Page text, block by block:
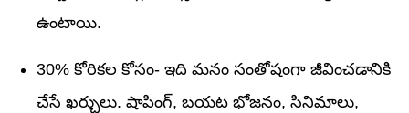
ఉంటాయి.
30% కోరికల కోసం- ఇది మనం సంతోషంగా జీవించడానికి
చేసే ఖర్చులు. షాపింగ్, బయట భోజనం, సినిమాలు,